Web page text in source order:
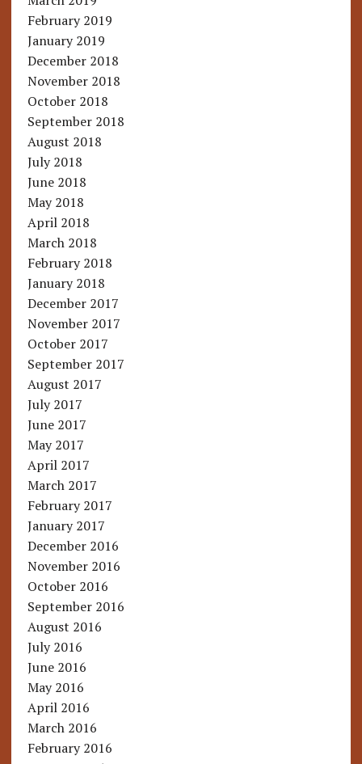
February 2019
January 2019
December 2018
November 2018
October 2018
September 2018
August 2018
July 2018
June 2018
May 2018
April 2018
March 2018
February 2018
January 2018
December 2017
November 2017
October 2017
September 2017
August 2017
July 2017
June 2017
May 2017
April 2017
March 2017
February 2017
January 2017
December 2016
November 2016
October 2016
September 2016
August 2016
July 2016
June 2016
May 2016
April 2016
March 2016
February 2016